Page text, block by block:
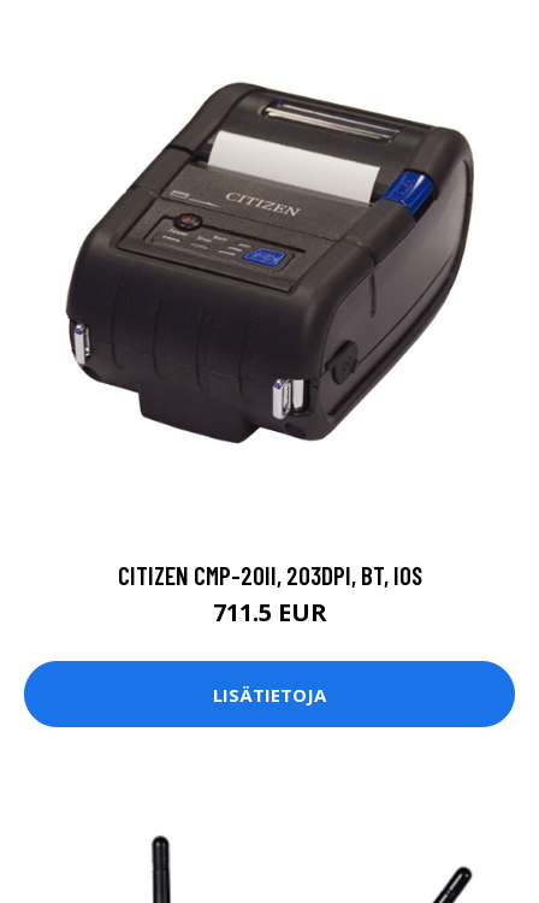
CITIZEN CMP-20II, 203DPI, BT, IOS
711.5 EUR
LISÄTIETOJA